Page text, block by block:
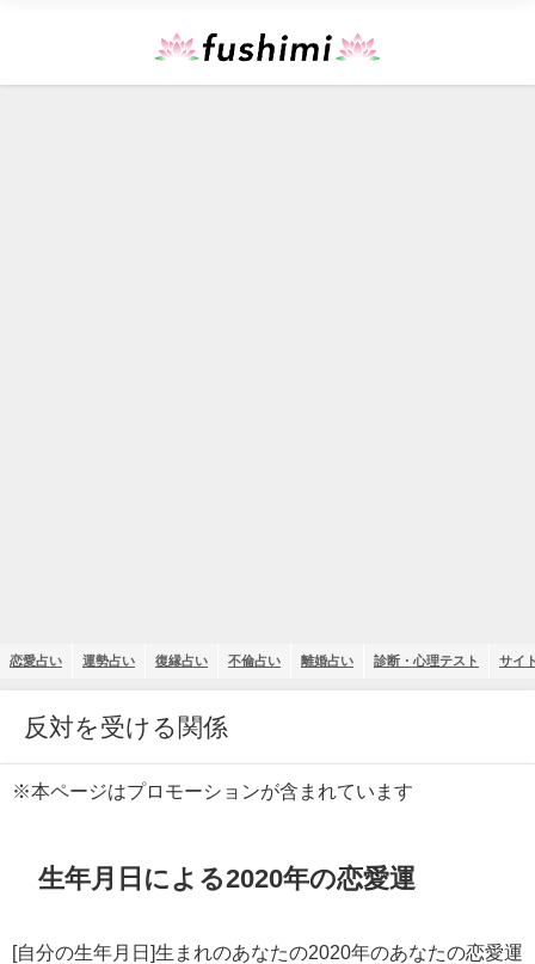
恋愛占い 運勢占い 復縁占い 不倫占い 離婚占い 診断・心理テスト サイ
反対を受ける関係
※本ページはプロモーションが含まれています
生年月日による2020年の恋愛運
[自分の生年月日]生まれのあなたの2020年のあなたの恋愛運